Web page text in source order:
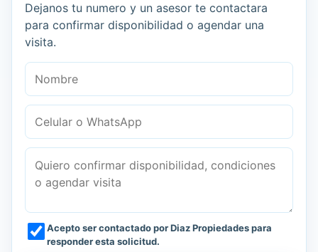
Dejanos tu numero y un asesor te contactara
para confirmar disponibilidad o agendar una
visita.
Nombre
Celular o WhatsApp
Mensaje
Acepto ser contactado por Diaz Propiedades para
responder esta solicitud.